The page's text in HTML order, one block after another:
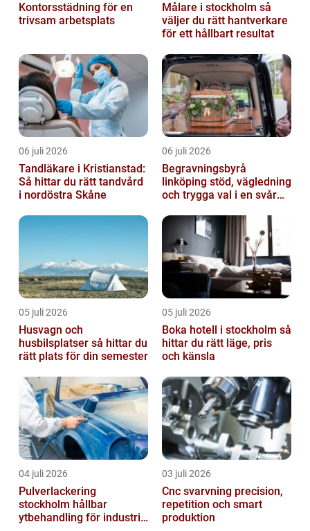
Kontorsstädning för en
trivsam arbetsplats
Målare i stockholm så
väljer du rätt hantverkare
för ett hållbart resultat
06 juli 2026
Tandläkare i Kristianstad:
Så hittar du rätt tandvård
i nordöstra Skåne
06 juli 2026
Begravningsbyrå
linköping stöd, vägledning
och trygga val i en svår
05 juli 2026
Husvagn och
husbilsplatser så hittar du
rätt plats för din semester
05 juli 2026
Boka hotell i stockholm så
hittar du rätt läge, pris
och känsla
04 juli 2026
Pulverlackering
stockholm hållbar
ytbehandling för industri
03 juli 2026
Cnc svarvning precision,
repetition och smart
produktion